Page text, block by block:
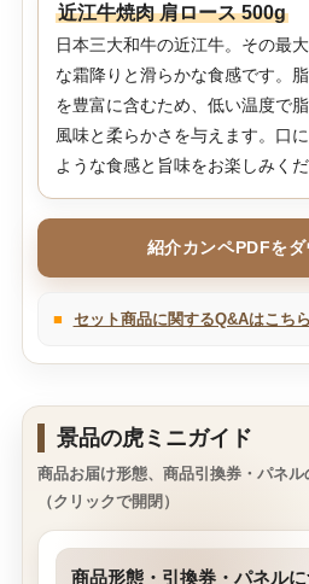
近江牛焼肉 肩ロース 500g
日本三大和牛の近江牛。その最
な霜降りと滑らかな食感です。
を豊富に含むため、低い温度で
風味と柔らかさを与えます。口
ような食感と旨味をお楽しみくだ
紹介カンペPDFを
■ セット商品に関するQ&Aはこちら
景品の虎ミニガイド
商品お届け形態、商品引換券・パネル
（クリックで開閉）
商品形態・引換券・パネル